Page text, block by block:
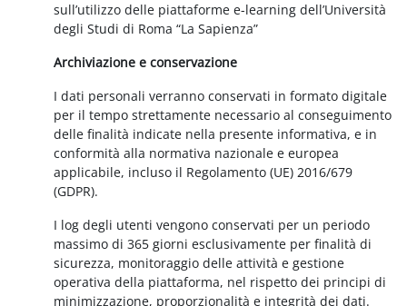
sull’utilizzo delle piattaforme e-learning dell’Università
degli Studi di Roma “La Sapienza”
Archiviazione e conservazione
I dati personali verranno conservati in formato digitale
per il tempo strettamente necessario al conseguimento
delle finalità indicate nella presente informativa, e in
conformità alla normativa nazionale e europea
applicabile, incluso il Regolamento (UE) 2016/679
(GDPR).
I log degli utenti vengono conservati per un periodo
massimo di 365 giorni esclusivamente per finalità di
sicurezza, monitoraggio delle attività e gestione
operativa della piattaforma, nel rispetto dei principi di
minimizzazione, proporzionalità e integrità dei dati.